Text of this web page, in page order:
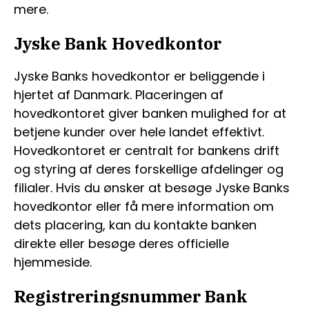
mere.
Jyske Bank Hovedkontor
Jyske Banks hovedkontor er beliggende i
hjertet af Danmark. Placeringen af ​​
hovedkontoret giver banken mulighed for at
betjene kunder over hele landet effektivt.
Hovedkontoret er centralt for bankens drift
og styring af deres forskellige afdelinger og
filialer. Hvis du ønsker at besøge Jyske Banks
hovedkontor eller få mere information om
dets placering, kan du kontakte banken
direkte eller besøge deres officielle
hjemmeside.
Registreringsnummer Bank